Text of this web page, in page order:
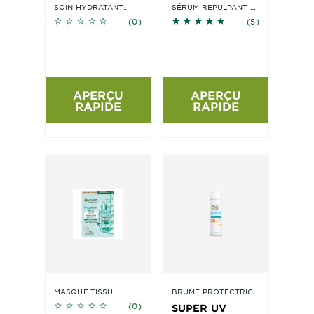
SOIN HYDRATANT
L’HYALURON
No reviews (0)
APERÇU
RAPIDE
SÉRUM REPULPANT &
HYALURON
4.8 sur 5 étoiles basé sur
(5)
APERÇU
RAPIDE
MASQUE TISSU
D'HYDRATATION
No reviews (0)
BRUME PROTECTRICE
HYALURONIQUE FPS
SUPER UV